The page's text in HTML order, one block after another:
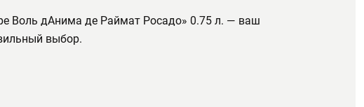
Воль дАнима де Раймат Росадо» 0.75 л. — ваш
выбор.